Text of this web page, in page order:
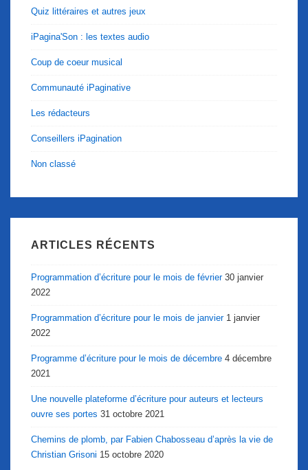
Quiz littéraires et autres jeux
iPagina'Son : les textes audio
Coup de coeur musical
Communauté iPaginative
Les rédacteurs
Conseillers iPagination
Non classé
ARTICLES RÉCENTS
Programmation d’écriture pour le mois de février 30 janvier
2022
Programmation d’écriture pour le mois de janvier 1 janvier
2022
Programme d’écriture pour le mois de décembre 4 décembre
2021
Une nouvelle plateforme d’écriture pour auteurs et lecteurs
ouvre ses portes 31 octobre 2021
Chemins de plomb, par Fabien Chabosseau d’après la vie de
Christian Grisoni 15 octobre 2020